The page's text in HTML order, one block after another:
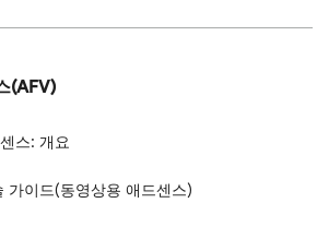
(AFV)
스: 개요
가이드(동영상용 애드센스)